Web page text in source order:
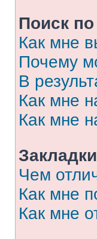
Поиск
Как мне
Почему
В
Как мне
Как мне
Чем
Как мне
Как мне